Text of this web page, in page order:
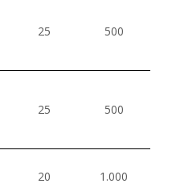
25 500
25 500
20 1.000